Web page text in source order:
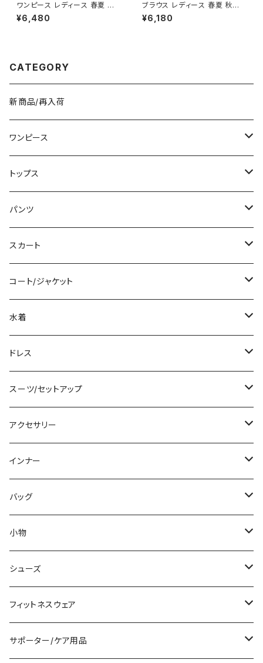
ワンピース レディース 春夏 秋
冬 春 夏 秋 冬 黒 タイトワンピ
ース ニットワンピース 長袖 カシ
ざ丈ワンピース ンプル 韓国ファ
深Vネック ベージュ シンプル 1
0078
¥6,480
ブラウス レディース 春夏 秋冬
春 夏 秋 冬 白 シャツ トップス
フレアスリーブ チョーカー風 ラ
ー シンプル シャツブラウス オフ
¥6,180
CATEGORY
新商品/再入荷
ワンピース
ミニ/ショート
ミディアム/ミモレ
ロング/マキシ
袖付き
ノースリーブ
その他
チュニック
トップス
Tシャツ/カットソー
タンクトップ/キャミソール
シャツ/ブラウス
ベアトップ/チューブトップ
カーディガン/ボレロ
ニット/セーター
パーカー
スウェット/トレーナー
その他
パンツ
ショート丈
クロップド丈
ロング丈
デニム
レギンス
その他
オールインワン
スカート
ミニ/ショート
ミディアム/ミモレ
ロング
その他
コート/ジャケット
コート
ジャケット
その他
水着
タンキニ
バンドゥビキニ
ワンピース
ラッシュガード
その他
ドレス
ミニ/ショート
ミディアム/ミモレ
ロング/マキシ
袖付き
ノースリーブ
パンツドレス
ナイトドレス
その他
スーツ/セットアップ
パンツスーツ
スカートスーツ
その他
アクセサリー
ネックレス
ブレスレット
ピアス
コサージュ
リング
その他
インナー
ブラ/ブラトップ/ベアトップ
ショーツ
タンクトップ/キャミソール
半袖/5分
7分/長袖
バッグ
サブバッグ
クラッチバッグ
トートバッグ
ショルダーバッグ
小物
マフラー/スカーフ/ストール
財布
アクセサリーケース
シューズ
スニーカー
ブーツ
フィットネスウェア
セット販売
サポーター/ケア用品